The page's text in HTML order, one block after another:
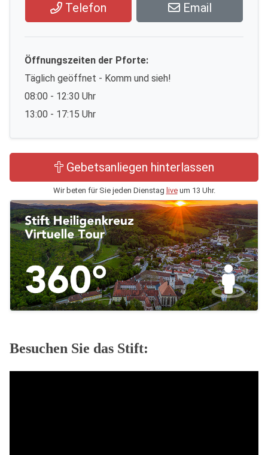
Telefon Email
Öffnungszeiten der Pforte:
Täglich geöffnet - Komm und sieh!
08:00 - 12:30 Uhr
13:00 - 17:15 Uhr
Gebetsanliegen hinterlassen
Wir beten für Sie jeden Dienstag liveum 13 Uhr.
Besuchen Sie das Stift: